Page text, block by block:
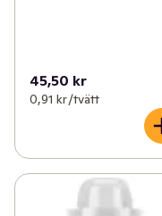
45,50 kr
0,91 kr /tvätt